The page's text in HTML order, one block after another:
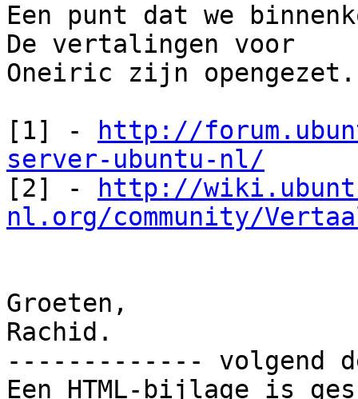
Een punt dat we
De vertalingen voor
Oneiric zijn
[1] -
http://
server-ubuntu-nl/
[2] -
http://
nl.org/community/
Groeten,
Rachid.
------------- volgend
Een HTML-bijlage is